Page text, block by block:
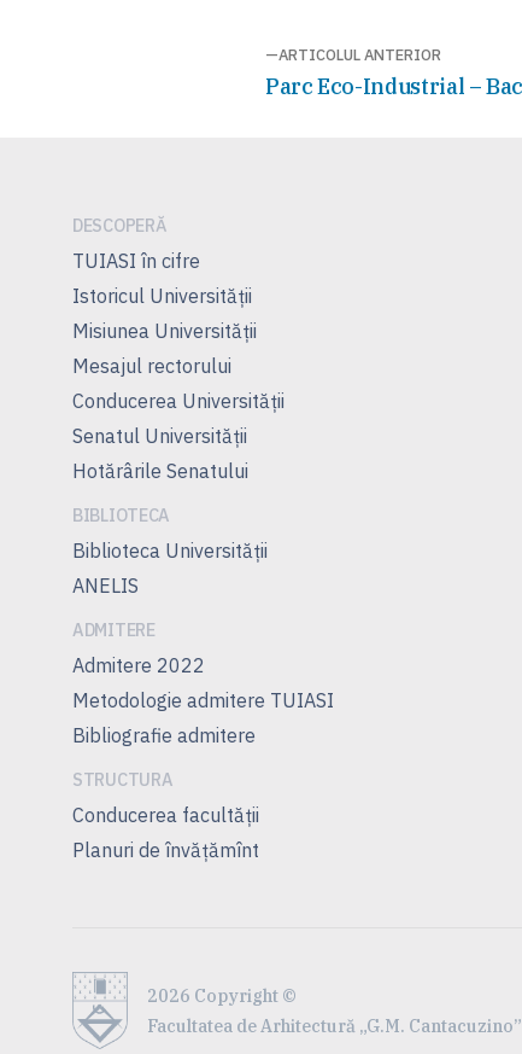
ARTICOLUL ANTERIOR
Articolul
Parc Eco-Industrial –
DESCOPERĂ
TUIASI în cifre
Istoricul Universităţii
Misiunea Universităţii
Mesajul rectorului
Conducerea Universităţii
Senatul Universității
Hotărârile Senatului
BIBLIOTECA
Biblioteca Universității
ANELIS
ADMITERE
Admitere 2022
Metodologie admitere TUIASI
Bibliografie admitere
STRUCTURA
Conducerea facultății
Planuri de învățămînt
2026 Copyright ©
Facultatea de Arhitectură „G.M. Cantacuzino”